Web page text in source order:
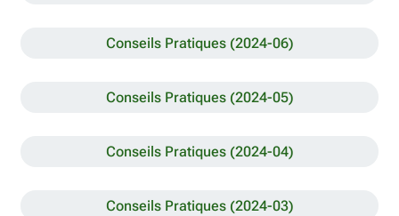
Conseils Pratiques (2024-06)
Conseils Pratiques (2024-05)
Conseils Pratiques (2024-04)
Conseils Pratiques (2024-03)